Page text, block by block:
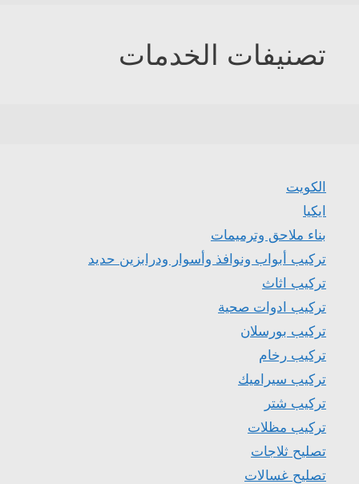
تصنيفات الخدمات
الكويت
ايكيا
بناء ملاحق وترميمات
تركيب أبواب ونوافذ وأسوار ودرابزين حديد
تركيب اثاث
تركيب ادوات صحية
تركيب بورسلان
تركيب رخام
تركيب سيراميك
تركيب شتر
تركيب مظلات
تصليح ثلاجات
تصليح غسالات